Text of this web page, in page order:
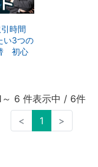
引時間
い3つの
初心
～ 6 件表示中 / 6件
<
1 >